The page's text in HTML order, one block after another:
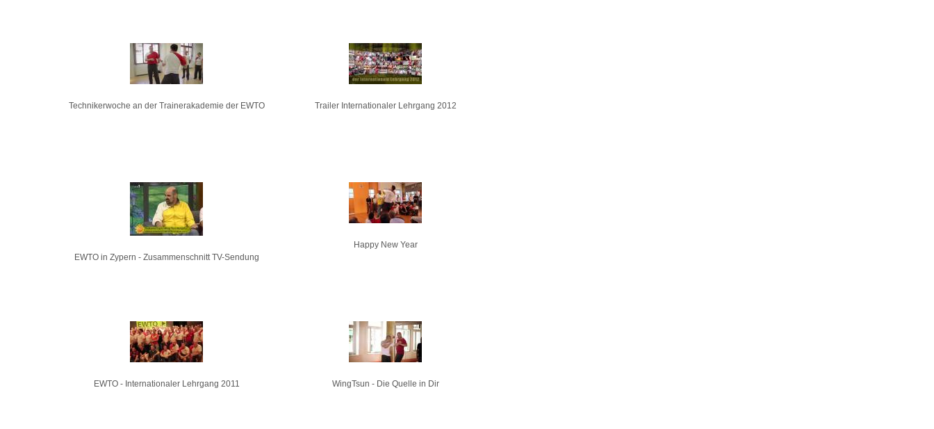
Technikerwoche an der Trainerakademie der EWTO Trailer Internationaler Lehrgang 2012
EWTO in Zypern - Zusammenschnitt TV-Sendung
Happy New Year
EWTO - Internationaler Lehrgang 2011 WingTsun - Die Quelle in Dir